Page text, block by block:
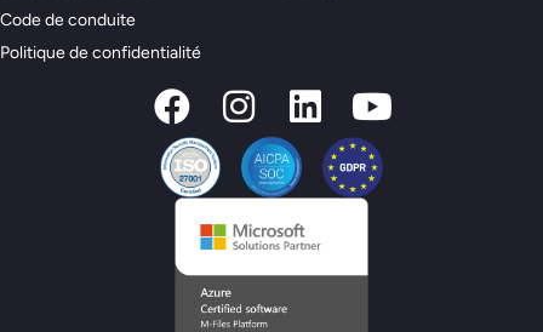
Code de conduite
Politique de confidentialité